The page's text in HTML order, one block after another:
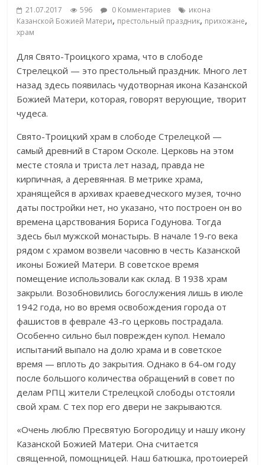
21.07.2017 596 0 Комментариев
икона
Казанской Божией Матери, престольный праздник, прихожане,
храм
Для Свято-Троицкого храма, что в слободе
Стрелецкой — это престольный праздник. Много лет
назад здесь появилась чудотворная икона Казанской
Божией Матери, которая, говорят верующие, творит
чудеса.
Свято-Троицкий храм в слободе Стрелецкой —
самый древний в Старом Осколе. Церковь на этом
месте стояла и триста лет назад, правда не
кирпичная, а деревянная. В метрике храма,
хранящейся в архивах краеведческого музея, точно
даты постройки нет, но указано, что построен он во
времена царствования Бориса Годунова. Тогда
здесь был мужской монастырь. В начале 19-го века
рядом с храмом возвели часовню в честь Казанской
иконы Божией Матери. В советское время
помещение использовали как склад. В 1938 храм
закрыли. Возобновились богослужения лишь в июле
1942 года, но во время освобождения города от
фашистов в феврале 43-го церковь пострадала.
Особенно сильно был поврежден купол. Немало
испытаний выпало на долю храма и в советское
время — вплоть до закрытия. Однако в 64-ом году
после большого количества обращений в совет по
делам РПЦ жители Стрелецкой слободы отстояли
свой храм. С тех пор его двери не закрываются.
«Очень люблю Пресвятую Богородицу и нашу икону
Казанской Божией Матери. Она считается
священной, помощницей. Наш батюшка, протоиерей